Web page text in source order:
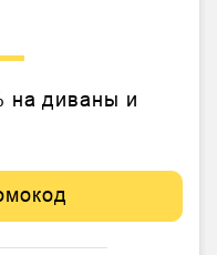
на диваны и